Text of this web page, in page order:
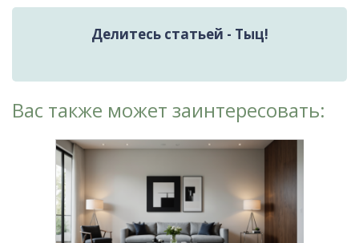
Делитесь статьей - Тыц!
Вас также может заинтересовать: